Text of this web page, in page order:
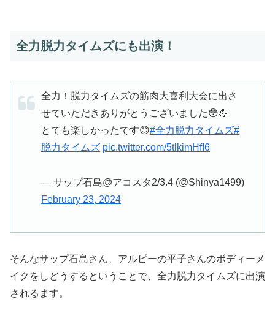
全力脱力タイムズにも出演！
全力！脱力タイムズの筋肉大喜利大会に出さ
せていただきありがとうございました😳💪
とても楽しかったです😊#全力脱力タイムズ#
脱力タイムズ pic.twitter.com/5tlkimHfI6
— サップ石島@アコスタ2/3.4 (@Shinya1499)
February 23, 2024
そんなサップ石島さん、アルピーの平子さんのボディーメ
イクをしどうするということで、全力脱力タイムズに出演
されるます。